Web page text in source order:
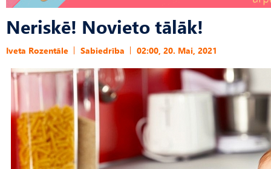
Neriskē! Novieto tālāk!
Iveta Rozentāle Sabiedrība 02:00, 20. Mai, 2021